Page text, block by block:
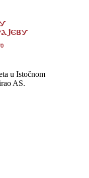
u Istočnom
AS.